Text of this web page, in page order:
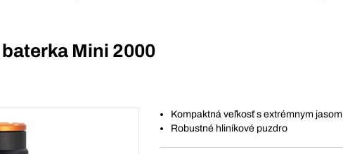
Mini 2000
Kompaktná veľkosť s extrémnym jasom
Robustné hliníkové puzdro